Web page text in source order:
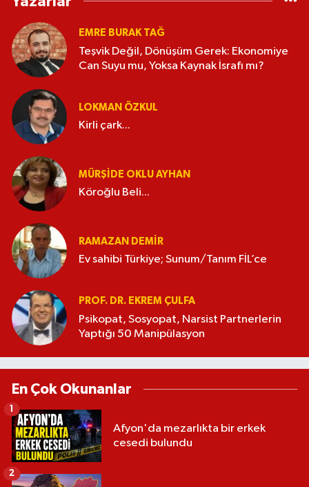
EMRE BURAK TAĞ
Teşvik Değil, Dönüşüm Gerek: Ekonomiye
Can Suyu mu, Yoksa Kaynak İsrafı mı?
LOKMAN ÖZKUL
Kirli çark...
MÜRŞIDE OKLU AYHAN
Köroğlu Beli...
RAMAZAN DEMİR
Ev sahibi Türkiye; Sunum/Tanım FİL’ce
PROF. DR. EKREM ÇULFA
Psikopat, Sosyopat, Narsist Partnerlerin
Yaptığı 50 Manipülasyon
En Çok Okunanlar
Afyon'da mezarlıkta bir erkek
cesedi bulundu
1
2